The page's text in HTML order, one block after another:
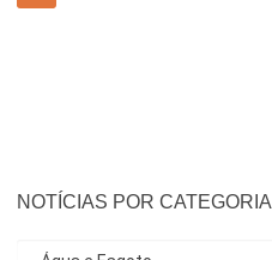
NOTÍCIAS POR CATEGORIA